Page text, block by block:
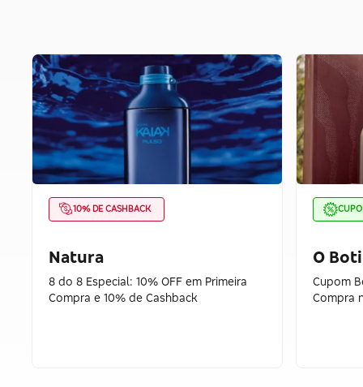
10% DE CASHBACK
Natura
8 do 8 Especial: 10% OFF em Primeira
Compra e 10% de Cashback
O
Cupom
Compra